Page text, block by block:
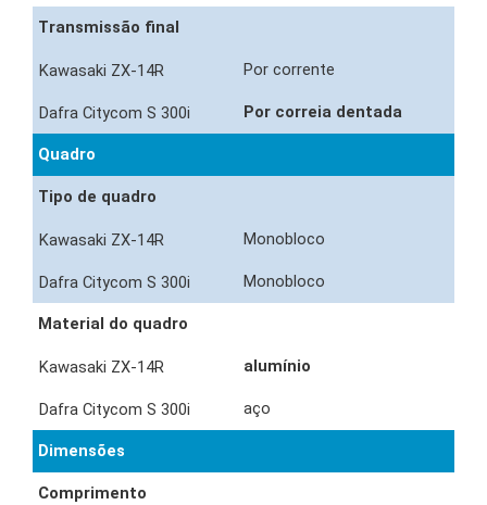
Transmissão final
Por corrente
Por correia dentada
Quadro
Tipo de quadro
Monobloco
Monobloco
Material do quadro
alumínio
aço
Dimensões
Comprimento